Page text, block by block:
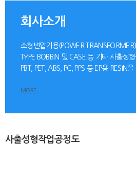
회사소개
소형변압기용(POWER TRANSFORMER)
TYPE BOBBIN 및 CASE 등 기타 사출성
PBT, PET, ABS, PC, PPS 등 EP용 RESIN
MORE
사출성형작업공정도